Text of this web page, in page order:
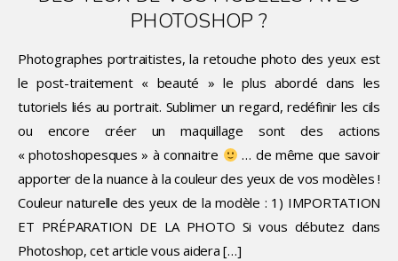
PHOTOSHOP ?
Photographes portraitistes, la retouche photo des yeux est
le post-traitement « beauté » le plus abordé dans les
tutoriels liés au portrait. Sublimer un regard, redéfinir les cils
ou encore créer un maquillage sont des actions
« photoshopesques » à connaitre
… de même que savoir
apporter de la nuance à la couleur des yeux de vos modèles !
Couleur naturelle des yeux de la modèle : 1) IMPORTATION
ET PRÉPARATION DE LA PHOTO Si vous débutez dans
Photoshop, cet article vous aidera […]